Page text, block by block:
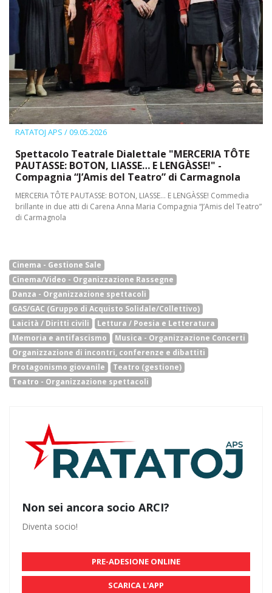
RATATOJ APS / 09.05.2026
Spettacolo Teatrale Dialettale "MERCERIA TÔTE
PAUTASSE: BOTON, LIASSE… E LENGÀSSE!" -
Compagnia “J’Amis del Teatro” di Carmagnola
MERCERIA TÔTE PAUTASSE: BOTON, LIASSE… E LENGÀSSE! Commedia
brillante in due atti di Carena Anna Maria Compagnia “J’Amis del Teatro”
di Carmagnola
Cinema - Gestione Sale
Cinema/Video - Organizzazione Rassegne
Danza - Organizzazione spettacoli
GAS/GAC (Gruppo di Acquisto Solidale/Collettivo)
Laicità / Diritti civili
Lettura / Poesia e Letteratura
Memoria e antifascismo
Musica - Organizzazione Concerti
Organizzazione di incontri, conferenze e dibattiti
Protagonismo giovanile
Teatro (gestione)
Teatro - Organizzazione spettacoli
Non sei ancora socio ARCI?
Diventa socio!
PRE-ADESIONE ONLINE
SCARICA L'APP